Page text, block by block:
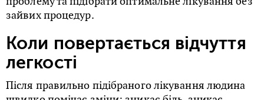
зайвих процедур.
Коли повертається відчуття
легкості
Після правильно підібраного лікування людина